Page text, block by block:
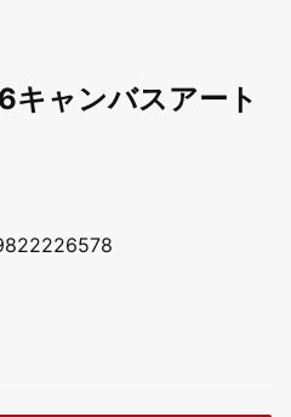
キャンバスアート